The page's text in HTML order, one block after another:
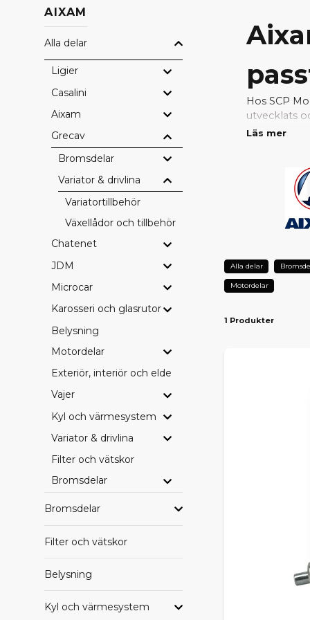
AIXAM
Alla delar
Ligier
Casalini
Aixam
Grecav
Bromsdelar
Variator & drivlina
Variatortillbehör
Växellådor och tillbehör
Chatenet
JDM
Microcar
Karosseri och glasrutor
Belysning
Motordelar
Exteriör, interiör och eldetaljer
Vajer
Kyl och värmesystem
Variator & drivlina
Filter och vätskor
Bromsdelar
Bromsdelar
Filter och vätskor
Belysning
Kyl och värmesystem
Hos SCP
utvecklats
passform,
problemfri.
Bevarad
Lång
SE
Vill du
leverans
Saknar du
beställa
Med rätt
Läs mer
Alla delar
Motordelar
1 Produkter